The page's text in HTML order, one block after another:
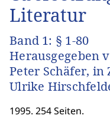
Literatur
Band 1: § 1-80
Herausgegeben
Peter Schäfer,
Ulrike
1995. 254 Seiten.